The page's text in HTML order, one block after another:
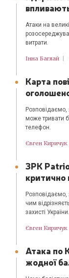
Атаки на
витрати.
Інна Баглай
Карта
може тривати
телефон.
Євген Киричук
ЗРК
критично
Розповідаємо,
чим
захисті України.
Євген Киричук
Атака по
жодної